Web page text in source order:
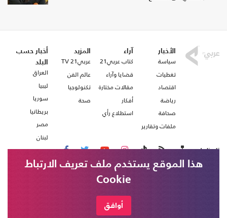
الأخبار
سياسة
تغطيات
اقتصاد
رياضة
صحافة
ملفات وتقارير
آراء
كتاب عربي21
قضايا وآراء
مقالات مختارة
أفكار
استطلاع رأي
المزيد
عربي21 TV
عالم الفن
تكنولوجيا
صحة
أخبار حسب
البلد
العراق
ليبيا
سوريا
بريطانيا
مصر
لبنان
تابعنا على
هذا الموقع يستخدم ملف تعريف الارتباط
Cookie
أوافق